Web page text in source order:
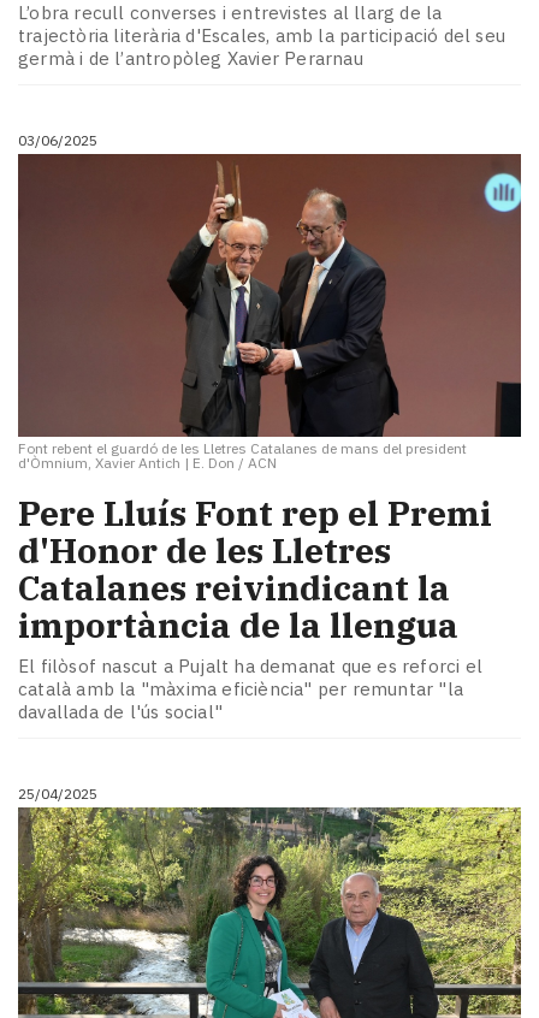
L’obra recull converses i entrevistes al llarg de la
trajectòria literària d'Escales, amb la participació del seu
germà i de l’antropòleg Xavier Perarnau
03/06/2025
Font rebent el guardó de les Lletres Catalanes de mans del president
d'Òmnium, Xavier Antich | E. Don / ACN
Pere Lluís Font rep el Premi
d'Honor de les Lletres
Catalanes reivindicant la
importància de la llengua
El filòsof nascut a Pujalt ha demanat que es reforci el
català amb la "màxima eficiència" per remuntar "la
davallada de l'ús social"
25/04/2025